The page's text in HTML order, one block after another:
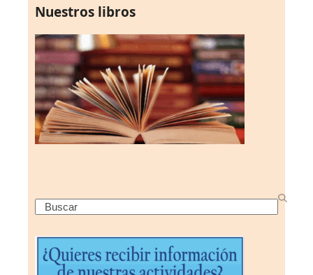
Nuestros libros
Search